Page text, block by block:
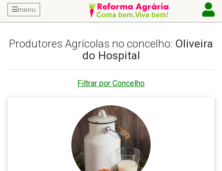
menu
Produtores Agrícolas no concelho: Oliveira
do Hospital
Filtrar por Concelho